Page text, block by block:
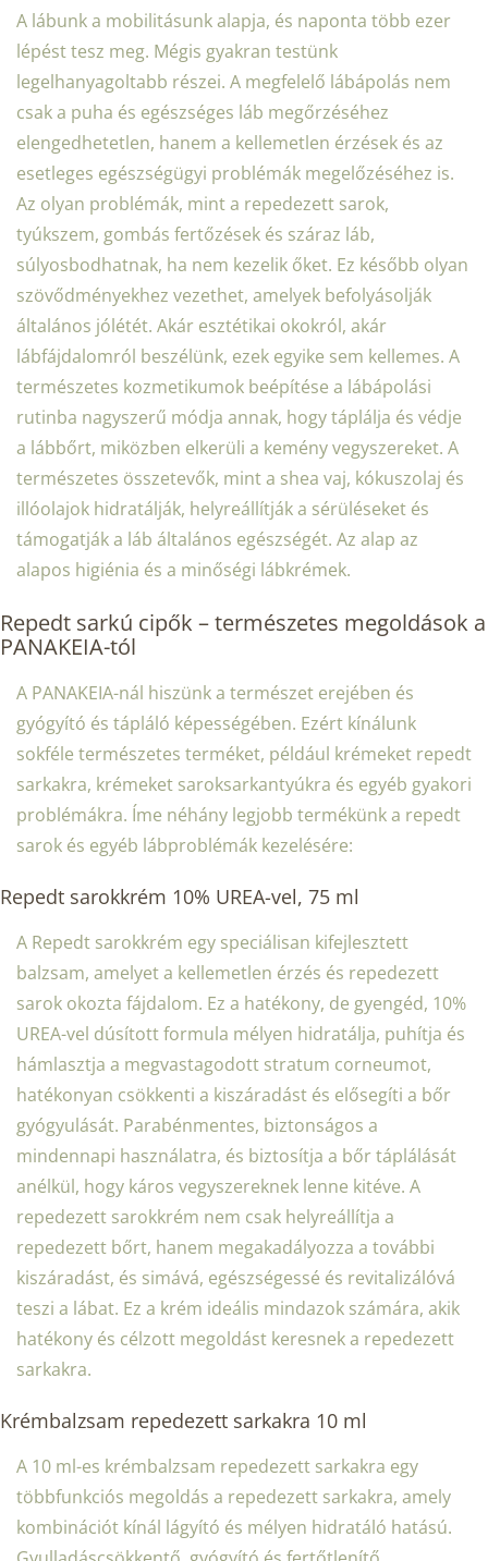
A lábunk a mobilitásunk alapja, és naponta több ezer
lépést tesz meg. Mégis gyakran testünk
legelhanyagoltabb részei. A megfelelő lábápolás nem
csak a puha és egészséges láb megőrzéséhez
elengedhetetlen, hanem a kellemetlen érzések és az
esetleges egészségügyi problémák megelőzéséhez is.
Az olyan problémák, mint a repedezett sarok,
tyúkszem, gombás fertőzések és száraz láb,
súlyosbodhatnak, ha nem kezelik őket. Ez később olyan
szövődményekhez vezethet, amelyek befolyásolják
általános jólétét. Akár esztétikai okokról, akár
lábfájdalomról beszélünk, ezek egyike sem kellemes. A
természetes kozmetikumok beépítése a lábápolási
rutinba nagyszerű módja annak, hogy táplálja és védje
a lábbőrt, miközben elkerüli a kemény vegyszereket. A
természetes összetevők, mint a shea vaj, kókuszolaj és
illóolajok hidratálják, helyreállítják a sérüléseket és
támogatják a láb általános egészségét. Az alap az
alapos higiénia és a minőségi lábkrémek.
Repedt sarkú cipők – természetes megoldások a
PANAKEIA-tól
A PANAKEIA-nál hiszünk a természet erejében és
gyógyító és tápláló képességében. Ezért kínálunk
sokféle természetes terméket, például krémeket repedt
sarkakra, krémeket saroksarkantyúkra és egyéb gyakori
problémákra. Íme néhány legjobb termékünk a repedt
sarok és egyéb lábproblémák kezelésére:
Repedt sarokkrém 10% UREA-vel, 75 ml
A Repedt sarokkrém egy speciálisan kifejlesztett
balzsam, amelyet a kellemetlen érzés és repedezett
sarok okozta fájdalom. Ez a hatékony, de gyengéd, 10%
UREA-vel dúsított formula mélyen hidratálja, puhítja és
hámlasztja a megvastagodott stratum corneumot,
hatékonyan csökkenti a kiszáradást és elősegíti a bőr
gyógyulását. Parabénmentes, biztonságos a
mindennapi használatra, és biztosítja a bőr táplálását
anélkül, hogy káros vegyszereknek lenne kitéve. A
repedezett sarokkrém nem csak helyreállítja a
repedezett bőrt, hanem megakadályozza a további
kiszáradást, és simává, egészségessé és revitalizálóvá
teszi a lábat. Ez a krém ideális mindazok számára, akik
hatékony és célzott megoldást keresnek a repedezett
sarkakra.
Krémbalzsam repedezett sarkakra 10 ml
A 10 ml-es krémbalzsam repedezett sarkakra egy
többfunkciós megoldás a repedezett sarkakra, amely
kombinációt kínál lágyító és mélyen hidratáló hatású.